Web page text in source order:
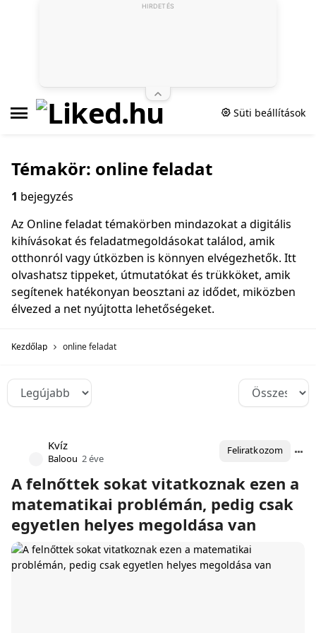
Süti beállítások
Témakör: online feladat
1 bejegyzés
Az Online feladat témakörben mindazokat a digitális
kihívásokat és feladatmegoldásokat találod, amik
otthonról vagy útközben is könnyen elvégezhetők. Itt
olvashatsz tippeket, útmutatókat és trükköket, amik
segítenek hatékonyan beosztani az idődet, miközben
élvezed a net nyújtotta lehetőségeket.
Kezdőlap online feladat
Kvíz
Baloou 2 éve
Feliratkozom
A felnőttek sokat vitatkoznak ezen a
matematikai problémán, pedig csak
egyetlen helyes megoldása van
HIRDETÉS